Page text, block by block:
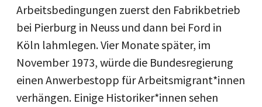
Arbeitsbedingungen zuerst den Fabrikbetrieb
bei Pierburg in Neuss und dann bei Ford in
Köln lahmlegen. Vier Monate später, im
November 1973, würde die Bundesregierung
einen Anwerbestopp für Arbeitsmigrant*innen
verhängen. Einige Historiker*innen sehen